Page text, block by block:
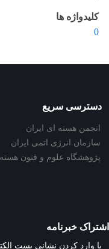
کلیدواژه ها
0
دسترسی سریع
انجمن هسته ای ایران
سازمان انرژی اتمی ایران
پژوهشگاه علوم و فنون هسته
اشتراک خبرنامه
با وارد کردن نشانی پست